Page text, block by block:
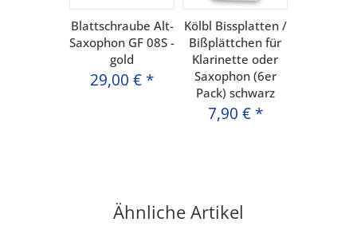
Blattschraube Alt-
Saxophon GF 08S -
gold
29,00 € *
Kölbl Bissplatten /
Bißplättchen für
Klarinette oder
Saxophon (6er
Pack) schwarz
7,90 € *
Ähnliche Artikel